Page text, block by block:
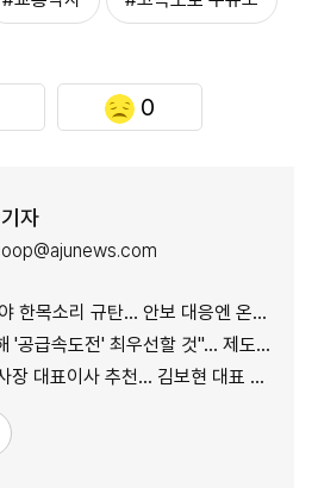
0
자
목소리 규탄… 안보 대응엔 온도차
전' 최우선할 것"… 제도 개선·직원 참여 독려
대표이사 추천… 김보현 대표 용퇴